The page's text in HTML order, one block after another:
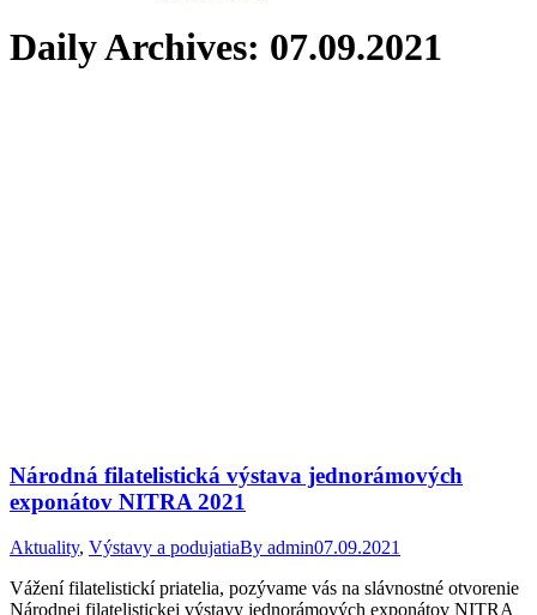
Daily Archives: 07.09.2021
Národná filatelistická výstava jednorámových
exponátov NITRA 2021
Aktuality, Výstavy a podujatiaBy admin07.09.2021
Vážení filatelistickí priatelia, pozývame vás na slávnostné otvorenie
Národnej filatelistickej výstavy jednorámových exponátov NITRA